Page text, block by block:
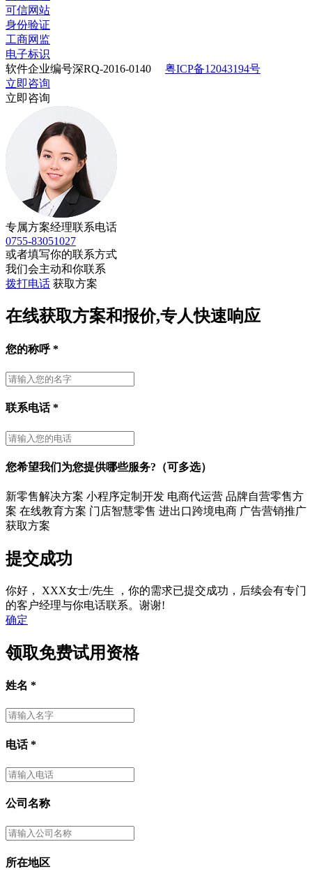
可信网站
身份验证
工商网监
电子标识
软件企业编号深RQ-2016-0140
粤ICP备12043194号
立即咨询
立即咨询
专属方案经理联系电话
0755-83051027
或者填写你的联系方式
我们会主动和你联系
拨打电话 获取方案
在线获取方案和报价,专人快速响应
您的称呼*
联系电话*
您希望我们为您提供哪些服务?（可多选）
新零售解决方案 小程序定制开发 电商代运营 品牌自营零售方
案 在线教育方案 门店智慧零售 进出口跨境电商 广告营销推广
获取方案
提交成功
你好， XXX女士/先生
，你的需求已提交成功，后续会有专门
的客户经理与你电话联系。谢谢!
确定
领取免费试用资格
姓名 *
电话*
公司名称
所在地区